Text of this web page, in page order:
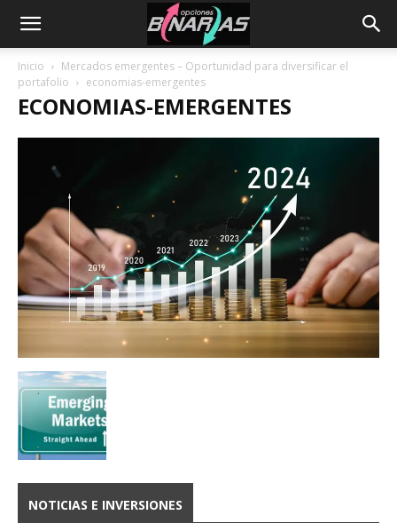
Inicio
Mercados emergentes – Oportunidad para diversificar el
portafolio
economias-emergentes
ECONOMIAS-EMERGENTES
NOTICIAS E INVERSIONES